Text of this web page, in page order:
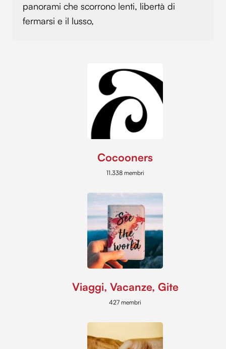
panorami che scorrono lenti, libertà di
fermarsi e il lusso,
Cocooners
11.338 membri
Viaggi, Vacanze, Gite
427 membri